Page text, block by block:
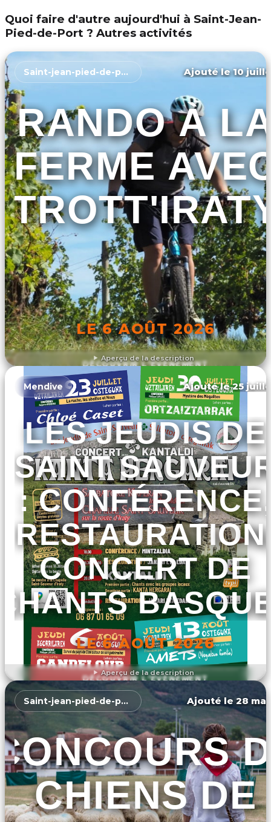
Quoi faire d'autre aujourd'hui à Saint-Jean-
Pied-de-Port ? Autres activités
Aperçu de la description
Saint-jean-pied-de-port Ajouté le 10
RANDO À
FERME
LE 6 AOÛT 2026
DÉCOUVRIR L'ÉVÉNEMENT
Aperçu de la description
Mendive Ajouté le 25
LES JEUDIS DE
SAINT
:
CONCERT DE
LE 6 AOÛT 2026
DÉCOUVRIR L'ÉVÉNEMENT
Saint-jean-pied-de-port Ajouté le 28
CHIENS DE